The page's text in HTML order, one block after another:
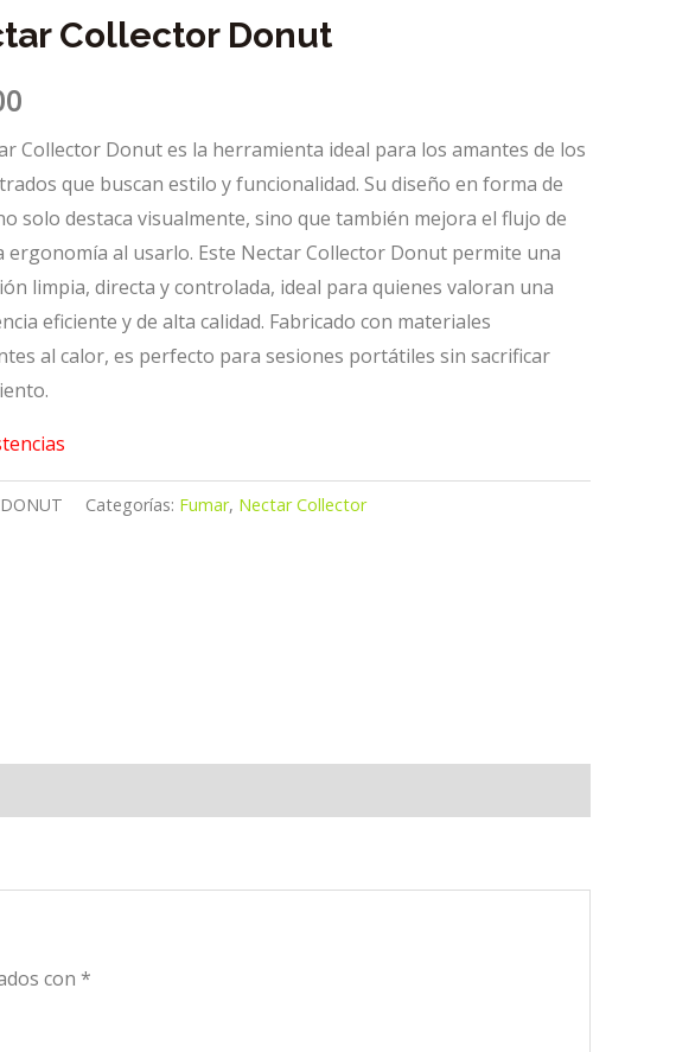
Collector Donut
Collector Donut es la herramienta ideal para los amantes de los
que buscan estilo y funcionalidad. Su diseño en forma de
solo destaca visualmente, sino que también mejora el flujo de
ergonomía al usarlo. Este Nectar Collector Donut permite una
limpia, directa y controlada, ideal para quienes valoran una
eficiente y de alta calidad. Fabricado con materiales
al calor, es perfecto para sesiones portátiles sin sacrificar
Categorías: Fumar, Nectar Collector
con *